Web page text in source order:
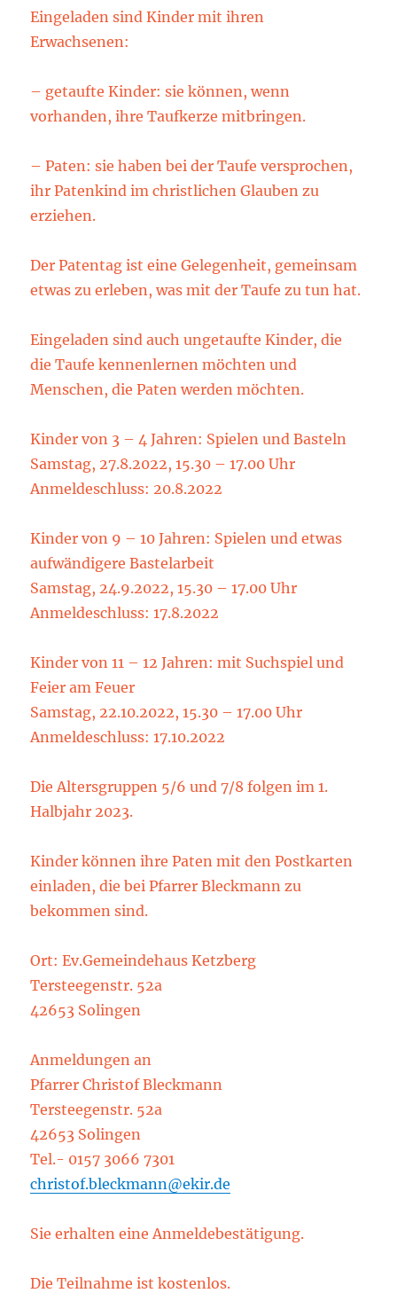
Eingeladen sind Kinder mit ihren
Erwachsenen:
– getaufte Kinder: sie können, wenn
vorhanden, ihre Taufkerze mitbringen.
– Paten: sie haben bei der Taufe versprochen,
ihr Patenkind im christlichen Glauben zu
erziehen.
Der Patentag ist eine Gelegenheit, gemeinsam
etwas zu erleben, was mit der Taufe zu tun hat.
Eingeladen sind auch ungetaufte Kinder, die
die Taufe kennenlernen möchten und
Menschen, die Paten werden möchten.
Kinder von 3 – 4 Jahren: Spielen und Basteln
Samstag, 27.8.2022, 15.30 – 17.00 Uhr
Anmeldeschluss: 20.8.2022
Kinder von 9 – 10 Jahren: Spielen und etwas
aufwändigere Bastelarbeit
Samstag, 24.9.2022, 15.30 – 17.00 Uhr
Anmeldeschluss: 17.8.2022
Kinder von 11 – 12 Jahren: mit Suchspiel und
Feier am Feuer
Samstag, 22.10.2022, 15.30 – 17.00 Uhr
Anmeldeschluss: 17.10.2022
Die Altersgruppen 5/6 und 7/8 folgen im 1.
Halbjahr 2023.
Kinder können ihre Paten mit den Postkarten
einladen, die bei Pfarrer Bleckmann zu
bekommen sind.
Ort: Ev.Gemeindehaus Ketzberg
Tersteegenstr. 52a
42653 Solingen
Anmeldungen an
Pfarrer Christof Bleckmann
Tersteegenstr. 52a
42653 Solingen
Tel.- 0157 3066 7301
christof.bleckmann@ekir.de
Sie erhalten eine Anmeldebestätigung.
Die Teilnahme ist kostenlos.